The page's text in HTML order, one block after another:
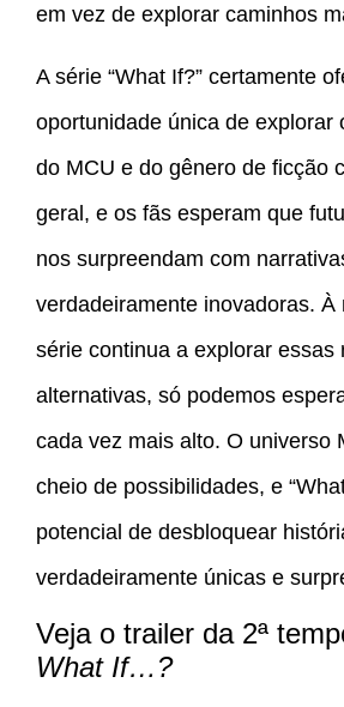
em vez de explorar caminhos
A série “What If?” certamente
oportunidade única de explorar
do MCU e do gênero de ficção
geral, e os fãs esperam que
nos surpreendam com
verdadeiramente inovadoras. À
série continua a explorar essas
alternativas, só podemos
cada vez mais alto. O universo
cheio de possibilidades, e
potencial de desbloquear
verdadeiramente únicas e
Veja o trailer da 2ª
What If…?